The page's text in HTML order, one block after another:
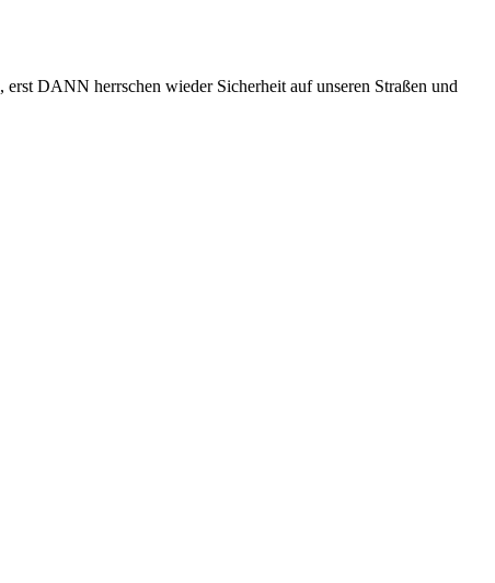
DANN herrschen wieder Sicherheit auf unseren Straßen und